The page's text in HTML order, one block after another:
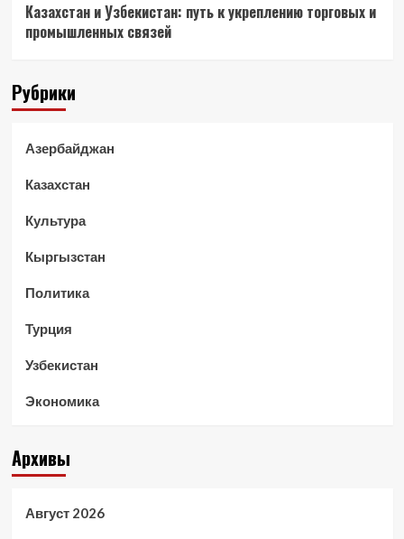
Казахстан и Узбекистан: путь к укреплению торговых и
промышленных связей
Рубрики
Азербайджан
Казахстан
Культура
Кыргызстан
Политика
Турция
Узбекистан
Экономика
Архивы
Август 2026